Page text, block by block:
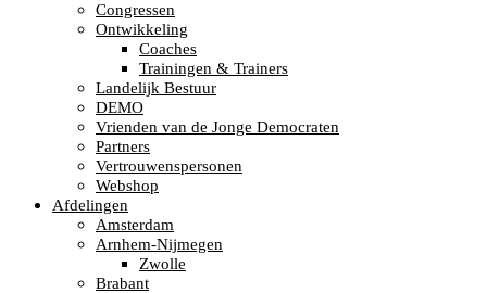
Congressen
Ontwikkeling
Coaches
Trainingen & Trainers
Landelijk Bestuur
DEMO
Vrienden van de Jonge Democraten
Partners
Vertrouwenspersonen
Webshop
Afdelingen
Amsterdam
Arnhem-Nijmegen
Zwolle
Brabant